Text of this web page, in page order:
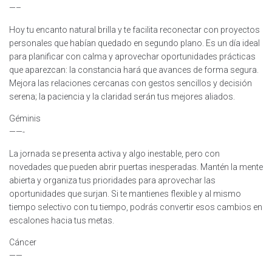
—–
Hoy tu encanto natural brilla y te facilita reconectar con proyectos
personales que habían quedado en segundo plano. Es un día ideal
para planificar con calma y aprovechar oportunidades prácticas
que aparezcan: la constancia hará que avances de forma segura.
Mejora las relaciones cercanas con gestos sencillos y decisión
serena; la paciencia y la claridad serán tus mejores aliados.
Géminis
——-
La jornada se presenta activa y algo inestable, pero con
novedades que pueden abrir puertas inesperadas. Mantén la mente
abierta y organiza tus prioridades para aprovechar las
oportunidades que surjan. Si te mantienes flexible y al mismo
tiempo selectivo con tu tiempo, podrás convertir esos cambios en
escalones hacia tus metas.
Cáncer
——